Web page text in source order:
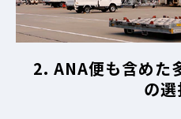
2. ANA便も含めた
の